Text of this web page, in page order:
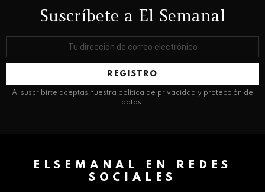
Suscríbete a El Semanal
correo
Al suscribirte aceptas nuestra política de privacidad y protección de
datos.
ELSEMANAL EN REDES
SOCIALES